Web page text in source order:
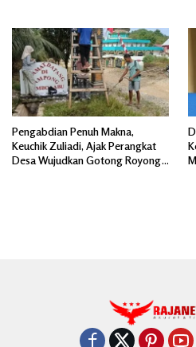
Pengabdian Penuh Makna,
Keuchik Zuliadi, Ajak Perangkat
Desa Wujudkan Gotong Royong,